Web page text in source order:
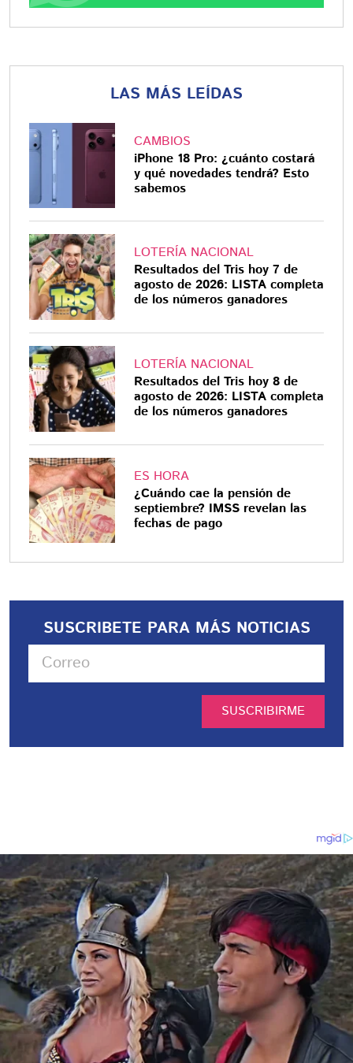
LAS MÁS LEÍDAS
CAMBIOS
iPhone 18 Pro: ¿cuánto costará
y qué novedades tendrá? Esto
sabemos
LOTERÍA NACIONAL
Resultados del Tris hoy 7 de
agosto de 2026: LISTA completa
de los números ganadores
LOTERÍA NACIONAL
Resultados del Tris hoy 8 de
agosto de 2026: LISTA completa
de los números ganadores
ES HORA
¿Cuándo cae la pensión de
septiembre? IMSS revelan las
fechas de pago
SUSCRIBETE PARA MÁS NOTICIAS
SUSCRIBIRME